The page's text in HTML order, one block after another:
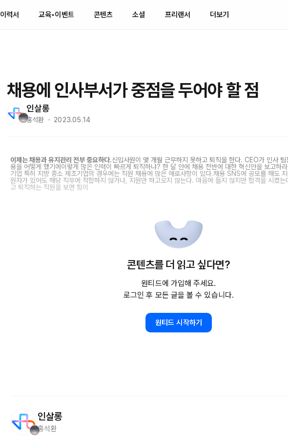
이력서 교육•이벤트 콘텐츠 소셜 프리랜서 더보기
채용에 인사부서가 중점을 두어야 할 점
인살롱
홍석환 ・ 2023.05.14
이제는 채용과 유지관리 전부 중요하다.신입사원이 몇 개월 근무하지 못하고 퇴직을 한다. CEO가 인사 팀
용을 어떻게 했기에이렇게 많은 인력이 빠르게 퇴직하냐? 한 달 안에 채용 전반에 대한 혁신안을 보고하
기업 특히 지방 중소 제조기업의 경우에는 직원 채용에 많은 애로사항이 있다.채용 SNS에 공모를 해도
원자가 있어도 해당 직무에 적합하지 않거나, 지원만 하고오지 않는다. 마음에 들지 않지만 합격을 시켰는
고 퇴직하는 직원을 보면 힘이
콘텐츠를 더 읽고 싶다면?
원티드에 가입해 주세요.
로그인 후 모든 글을 볼 수 있습니다.
원티드 시작하기
인살롱
홍석환